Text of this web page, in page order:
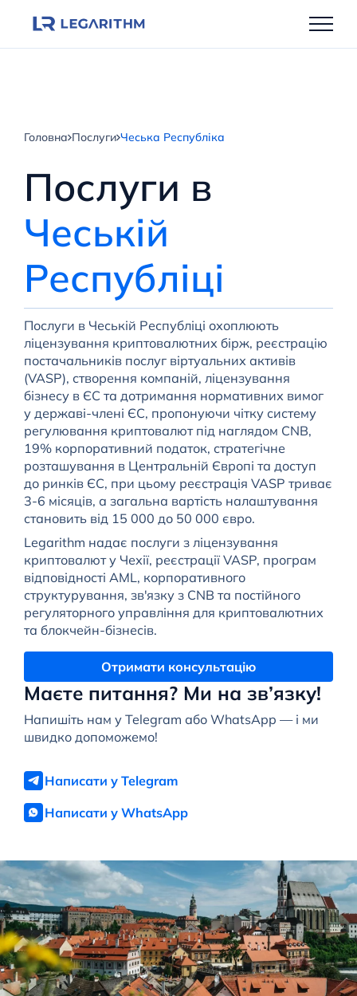
Головна Послуги Чеська Республіка
Послуги в
Чеській
Республіці
Маєте питання? Ми на зв’язку!
Напишіть нам у Telegram або WhatsApp — і ми
швидко допоможемо!
Написати у Telegram
Написати у WhatsApp
Послуги в Чеській Республіці охоплюють
ліцензування криптовалютних бірж, реєстрацію
постачальників послуг віртуальних активів
(VASP), створення компаній, ліцензування
бізнесу в ЄС та дотримання нормативних вимог
у державі-члені ЄС, пропонуючи чітку систему
регулювання криптовалют під наглядом CNB,
19% корпоративний податок, стратегічне
розташування в Центральній Європі та доступ
до ринків ЄС, при цьому реєстрація VASP триває
3-6 місяців, а загальна вартість налаштування
становить від 15 000 до 50 000 євро.
Legarithm надає послуги з ліцензування
криптовалют у Чехії, реєстрації VASP, програм
відповідності AML, корпоративного
структурування, зв'язку з CNB та постійного
регуляторного управління для криптовалютних
та блокчейн-бізнесів.
Отримати консультацію